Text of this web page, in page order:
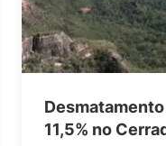
11,5% no